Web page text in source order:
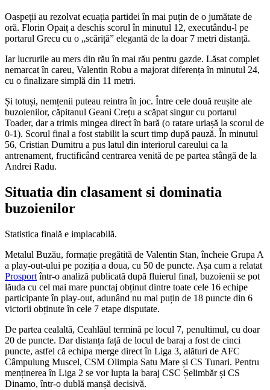
Oaspeții au rezolvat ecuația partidei în mai puțin de o jumătate de
oră. Florin Opaiț a deschis scorul în minutul 12, executându-l pe
portarul Grecu cu o „scăriță” elegantă de la doar 7 metri distanță.
Iar lucrurile au mers din rău în mai rău pentru gazde. Lăsat complet
nemarcat în careu, Valentin Robu a majorat diferența în minutul 24,
cu o finalizare simplă din 11 metri.
Și totuși, nemțenii puteau reintra în joc. Între cele două reușite ale
buzoienilor, căpitanul Geani Crețu a scăpat singur cu portarul
Toader, dar a trimis mingea direct în bară (o ratare uriașă la scorul de
0-1). Scorul final a fost stabilit la scurt timp după pauză. În minutul
56, Cristian Dumitru a pus latul din interiorul careului ca la
antrenament, fructificând centrarea venită de pe partea stângă de la
Andrei Radu.
Situatia din clasament si dominatia
buzoienilor
Statistica finală e implacabilă.
Metalul Buzău, formație pregătită de Valentin Stan, încheie Grupa A
a play-out-ului pe poziția a doua, cu 50 de puncte. Așa cum a relatat
Prosportîntr-o analiză publicată după fluierul final, buzoienii se pot
lăuda cu cel mai mare punctaj obținut dintre toate cele 16 echipe
participante în play-out, adunând nu mai puțin de 18 puncte din 6
victorii obținute în cele 7 etape disputate.
De partea cealaltă, Ceahlăul termină pe locul 7, penultimul, cu doar
20 de puncte. Dar distanța față de locul de baraj a fost de cinci
puncte, astfel că echipa merge direct în Liga 3, alături de AFC
Câmpulung Muscel, CSM Olimpia Satu Mare și CS Tunari. Pentru
menținerea în Liga 2 se vor lupta la baraj CSC Șelimbăr și CS
Dinamo, într-o dublă manșă decisivă.